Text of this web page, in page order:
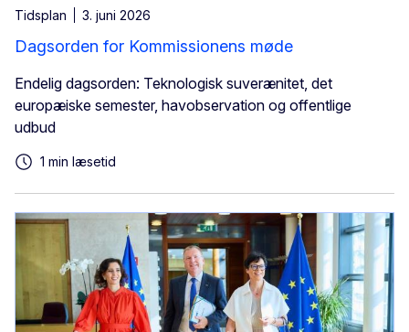
Tidsplan 3. juni 2026
Dagsorden for Kommissionens møde
Endelig dagsorden: Teknologisk suverænitet, det
europæiske semester, havobservation og offentlige
udbud
1 min læsetid